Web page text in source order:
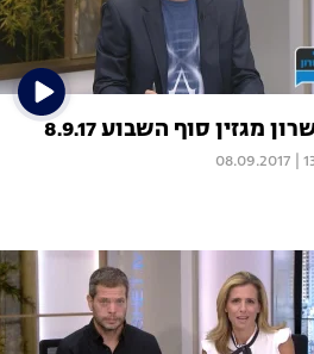
מגזין סוף השבוע 8.9.17
08.09.2017